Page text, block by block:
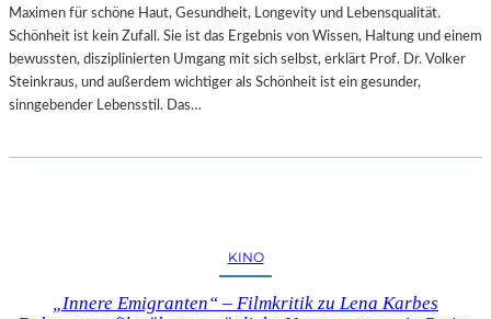
Maximen für schöne Haut, Gesundheit, Longevity und Lebensqualität.
Schönheit ist kein Zufall. Sie ist das Ergebnis von Wissen, Haltung und einem
bewussten, disziplinierten Umgang mit sich selbst, erklärt Prof. Dr. Volker
Steinkraus, und außerdem wichtiger als Schönheit ist ein gesunder,
sinngebender Lebensstil. Das…
KINO
„Innere Emigranten“ – Filmkritik zu Lena Karbes